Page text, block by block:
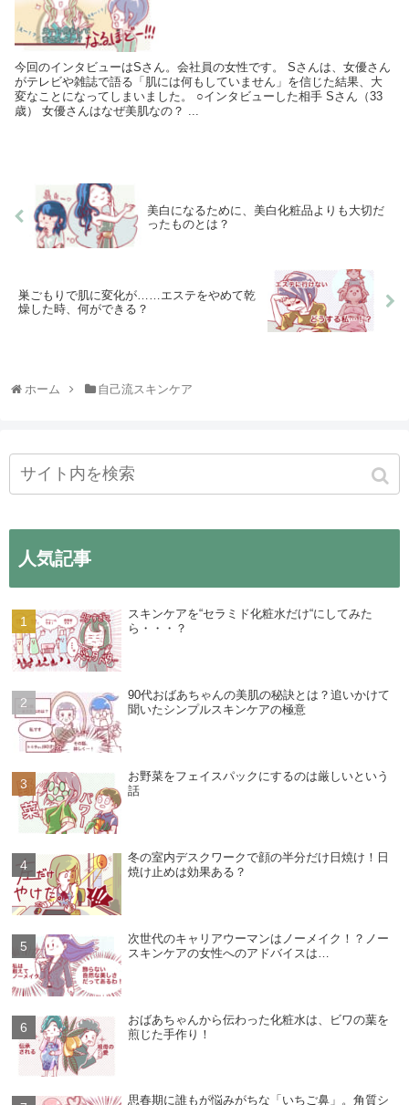
今回のインタビューはSさん。会社員の女性です。 Sさんは、女優さん
がテレビや雑誌で語る「肌には何もしていません」を信じた結果、大
変なことになってしまいました。 ○インタビューした相手 Sさん（33
歳） 女優さんはなぜ美肌なの？ ...
美白になるために、美白化粧品よりも大切だ
ったものとは？
巣ごもりで肌に変化が……エステをやめて乾
燥した時、何ができる？
ホーム 自己流スキンケア
人気記事
スキンケアを“セラミド化粧水だけ“にしてみた
ら・・・？
90代おばあちゃんの美肌の秘訣とは？追いかけて
聞いたシンプルスキンケアの極意
お野菜をフェイスパックにするのは厳しいという
話
冬の室内デスクワークで顔の半分だけ日焼け！日
焼け止めは効果ある？
次世代のキャリアウーマンはノーメイク！？ノー
スキンケアの女性へのアドバイスは…
おばあちゃんから伝わった化粧水は、ビワの葉を
煎じた手作り！
思春期に誰もが悩みがちな「いちご鼻」。角質シ